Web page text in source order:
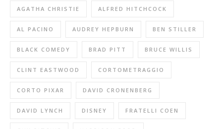
AGATHA CHRISTIE ALFRED HITCHCOCK
AL PACINO AUDREY HEPBURN BEN STILLER
BLACK COMEDY BRAD PITT BRUCE WILLIS
CLINT EASTWOOD CORTOMETRAGGIO
CORTO PIXAR DAVID CRONENBERG
DAVID LYNCH DISNEY FRATELLI COEN